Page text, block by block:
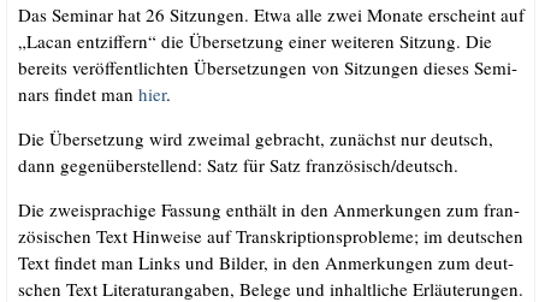
Das Semi­nar hat 26 Sit­zun­gen. Etwa alle zwei Mona­te erscheint auf
„Lacan ent­zif­fern“ die Über­set­zung einer wei­te­ren Sit­zung. Die
bereits ver­öf­fent­lich­ten Über­set­zun­gen von Sit­zun­gen die­ses Semi­
nars fin­det man hier.
Die Über­set­zung wird zwei­mal gebracht, zunächst nur deutsch,
dann gegen­über­stel­lend: Satz für Satz französisch/​deutsch.
Die zwei­spra­chi­ge Fas­sung ent­hält in den Anmer­kun­gen zum fran­
zö­si­schen Text Hin­wei­se auf Tran­skrip­ti­ons­pro­ble­me; im deut­schen
Text fin­det man Links und Bil­der, in den Anmer­kun­gen zum deut­
schen Text Lite­ra­tur­an­ga­ben, Bele­ge und inhalt­li­che Erläuterungen.